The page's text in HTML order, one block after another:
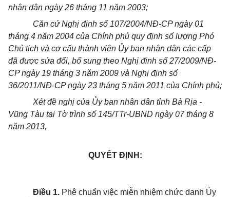
nhân dân ngày 26 tháng 11 năm 2003;
Căn cứ Nghị định số 107/2004/NĐ-CP ngày 01
tháng 4 năm 2004 của Chính phủ quy định số lượng Phó
Chủ tịch và cơ cấu thành viên Ủy ban nhân dân các cấp
đã được sửa đổi, bổ sung theo Nghị đinh số 27/2009/NĐ-
CP ngày 19 tháng 3 năm 2009 và Nghị định số
36/2011/NĐ-CP ngày 23 tháng 5 năm 2011 của Chính phủ;
Xét đề nghị của Ủy ban nhân dân tỉnh Bà Rịa -
Vũng Tàu tại Tờ trình số 145/TTr-UBND ngày 07 tháng 8
năm 2013,
QUYẾT ĐỊNH:
Điều 1. Phê chuẩn việc miễn nhiệm chức danh Ủy